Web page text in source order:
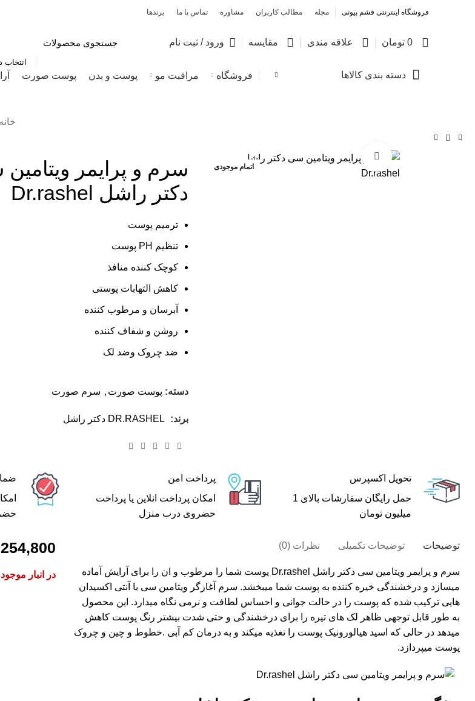
فروشگاه اینترنتی قشم بیوتی مجله مطالب کاربران مشاوره تماس با ما برندها
0 تومان علاقه مندی مقایسه ورود / ثبت نام
انتخاب
دسته بندی کالاها فروشگاه مراقبت مو پوست و بدن پوست صورت
خانه
اتمام موجودی
بزرگنمایی تصویر
سرم و پرایمر
دکتر راشل Dr.rashel
ترمیم پوست
تنظیم PH پوست
کوچک کننده منافذ
کاهش التهابات پوستی
آبرسان و مرطوب کننده
روشن و شفاف کننده
ضد چروک وضد لک
دسته: پوست صورت , سرم صورت
برند: DR.RASHEL دکتر راشل
تحویل اکسپرس
حمل رایگان سفارشات بالای 1
میلیون تومان
پرداخت امن
امکان پرداخت انلاین یا پرداخت
حضروی درب منزل
توضیحات توضیحات تکمیلی نظرات (0)
سرم و پرایمر ویتامین سی دکتر راشل Dr.rashel پوست شما را مرطوب و ان را برای آرایش آماده
میسازد و درخشندگی خیره کننده به پوست شما میبخشد. سرم آغازگر ویتامین سی با آنتی اکسیدان
هایی ترکیب شده که پوست را در حالت جوانی و احساس لطافت و نرمی نگاه میدارد. این محصول
به طور قابل توجهی ظاهر لک های تیره را برای درخشندگی و حتی شدت بیشتر رنگ پوست کاهش
میدهد در حالی که اسید هیالورونیک پوست را تغذیه میکند و به درمان کم آبی .خطوط و چین و چروک
پوست میپردازد.
254,800
در انبار